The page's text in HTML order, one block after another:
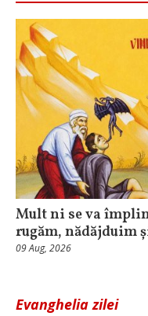
Mult ni se va
rugăm, nădăjduim
09 Aug, 2026
Evanghelia zilei